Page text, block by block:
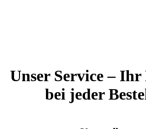
Unser Service –
bei jeder